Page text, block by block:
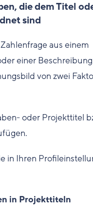
die dem Titel
sind
aus einem
einer Beschreibung
von zwei
oder Projekttitel
in Ihren
in Projekttiteln